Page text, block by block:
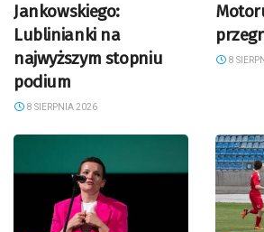
Jankowskiego:
Lublinianki na
najwyższym stopniu
podium
8 SIERPNIA 2026
8